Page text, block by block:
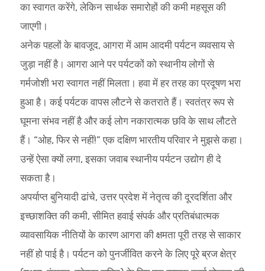
का स्वागत करेंगे, लेकिन सार्थक समारोहों की कमी महसूस की
जाएगी।
अनेक पहलों के बावजूद, आगरा में आम आदमी पर्यटन व्यवसाय से
जुड़ा नहीं है। आगरा आने पर पर्यटकों को स्थानीय लोगों से
गर्मजोशी भरा स्वागत नहीं मिलता। हवा में हर तरह का प्रदूषण भरा
हुआ है। कई पर्यटक वापस लौटने से कतराते हैं। स्वतंत्र रूप से
घूमना संभव नहीं है और कई लोग नकारात्मक छवि के साथ लौटते
हैं। “ओह, फिर से नहीं!” एक दक्षिण भारतीय परिवार ने मुझसे कहा।
उन्हें ऐसा क्यों लगा, इसका जवाब स्थानीय पर्यटन उद्योग ही दे
सकता है।
अपर्याप्त बुनियादी ढांचे, उत्तर प्रदेश में नेतृत्व की दूरदर्शिता और
इच्छाशक्ति की कमी, सीमित हवाई संपर्क और प्रतिबंधात्मक
व्यावसायिक नीतियों के कारण आगरा की क्षमता पूरी तरह से साकार
नहीं हो पाई है। पर्यटन को पुनर्जीवित करने के लिए पूरे ब्रज क्षेत्र